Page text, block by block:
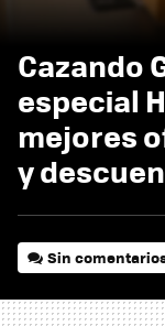
Cazando
especial
mejores
y
Sin